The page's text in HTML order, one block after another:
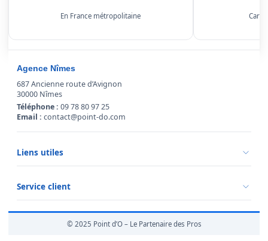
En France métropolitaine
Agence Nîmes
687 Ancienne route d’Avignon
30000 Nîmes
Téléphone : 09 78 80 97 25
Email : contact@point-do.com
Liens utiles
Conditions générales de vente
Mentions légales
Service client
Informations livraison© 2025 Point d’O – Le Partenaire des Pros